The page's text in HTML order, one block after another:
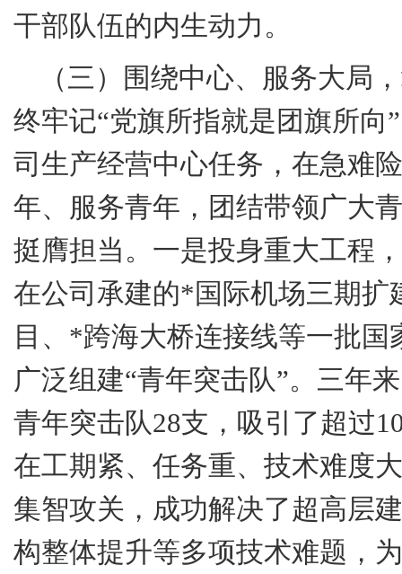
干部队伍的内生动力。
（三）围绕中心、服务大局
终牢记“党旗所指就是团旗所向
司生产经营中心任务，在急难
年、服务青年，团结带领广大
挺膺担当。 一是投身重大工程
在公司承建的*国际机场三期扩
目、 *跨海大桥连接线等一批
广泛组建“青年突击队”。三年
青年突击队28支，吸引了超过
在工期紧、任务重、技术难度
集智攻关，成功解决了超高层
构整体提升等多项技术难题，